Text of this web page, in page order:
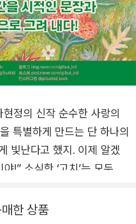
정의 신작 순수한 사랑의
특별하게 만드는 단 하나의
몸을 웅크리고 숨을 죽이지
한 상품